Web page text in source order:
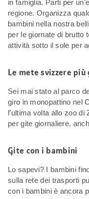
in famiglia. Parti per
regione. Organizza
bambini nella nostra
per le giornate di brutto
attività sotto il sole per
Le mete svizzere
Sei mai stato al parco
giro in monopattino nel
l’ultima volta allo zoo
per gite giornaliere,
Gite con i bambini
Lo sapevi? I bambini
sulla rete dei trasporti
con i bambini è ancora